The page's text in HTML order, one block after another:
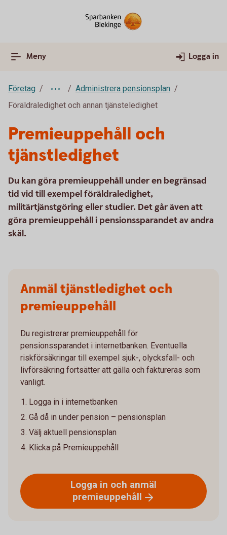
Meny Logga in
Företag
Administrera pensionsplan
Föräldraledighet och annan tjänsteledighet
Premieuppehåll och
tjänstledighet
Du kan göra premieuppehåll under en begränsad
tid vid till exempel föräldraledighet,
militärtjänstgöring eller studier. Det går även att
göra premieuppehåll i pensionssparandet av andra
skäl.
Anmäl tjänstledighet och
premieuppehåll
Du registrerar premieuppehåll för
pensionssparandet i internetbanken. Eventuella
riskförsäkringar till exempel sjuk-, olycksfall- och
livförsäkring fortsätter att gälla och faktureras som
vanligt.
Logga in i internetbanken
Gå då in under pension – pensionsplan
Välj aktuell pensionsplan
Klicka på Premieuppehåll
Logga in och anmäl
premieuppehåll